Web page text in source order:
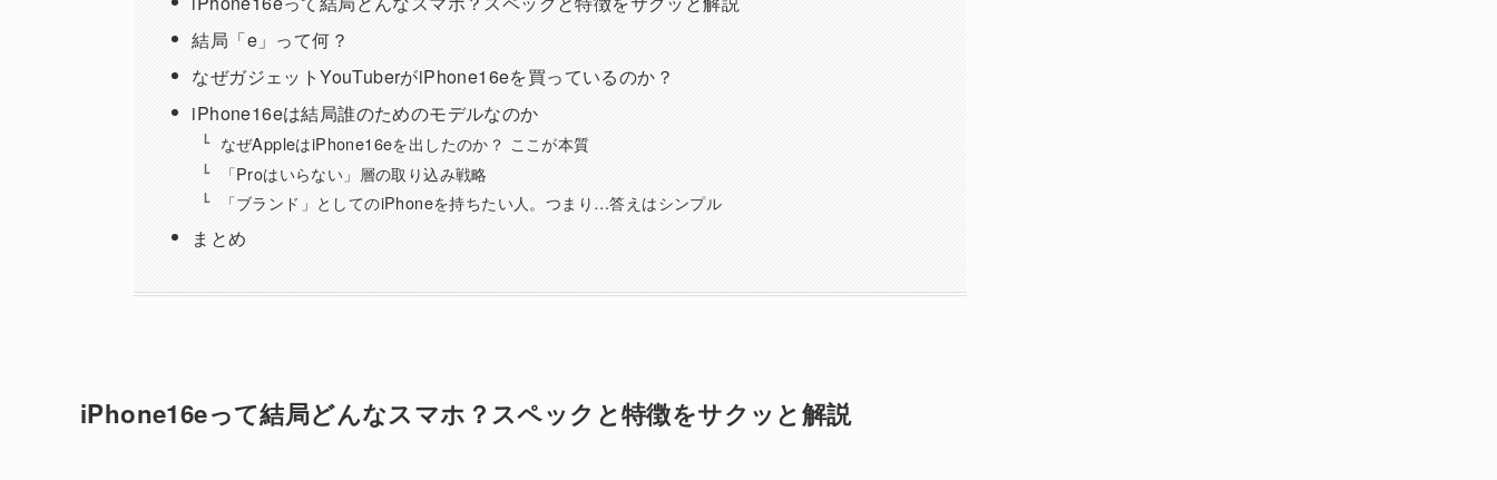
結局「e」って何？
なぜガジェットYouTuberがiPhone16eを買っているのか？
iPhone16eは結局誰のためのモデルなのか
なぜAppleはiPhone16eを出したのか？ ここが本質
「Proはいらない」層の取り込み戦略
「ブランド」としてのiPhoneを持ちたい人。つまり…答えはシンプル
まとめ
iPhone16eって結局どんなスマホ？スペックと特徴をサクッと解説